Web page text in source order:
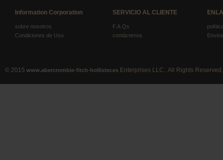
Information Corporation
sobre nosotros
Condiciones de Uso
SERVICIO AL CLIENTE
F.A.Qs
contáctenos
© 2015 www.abercrombie-fitch-hollister.es Enterprises LLC.. All Rights Reserved.